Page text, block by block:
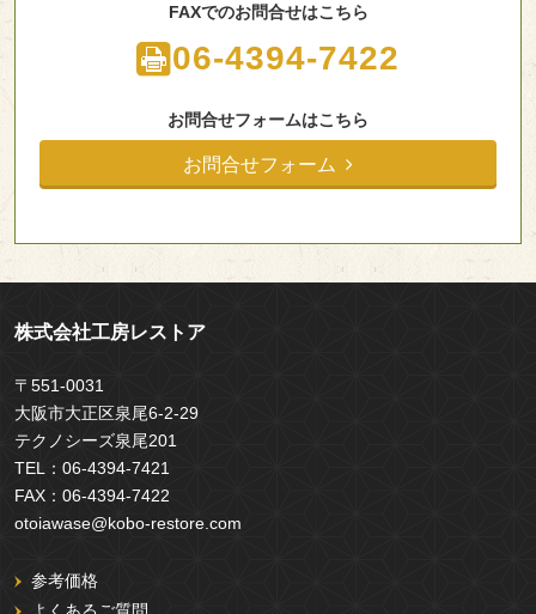
FAXでのお問合せはこちら
06-4394-7422
お問合せフォームはこちら
お問合せフォーム
株式会社工房レストア
〒551-0031
大阪市大正区泉尾6-2-29
テクノシーズ泉尾201
TEL： 06-4394-7421
FAX： 06-4394-7422
otoiawase@kobo-restore.com
参考価格